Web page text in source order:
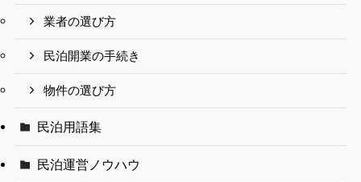
業者の選び方
民泊開業の手続き
物件の選び方
民泊用語集
民泊運営ノウハウ